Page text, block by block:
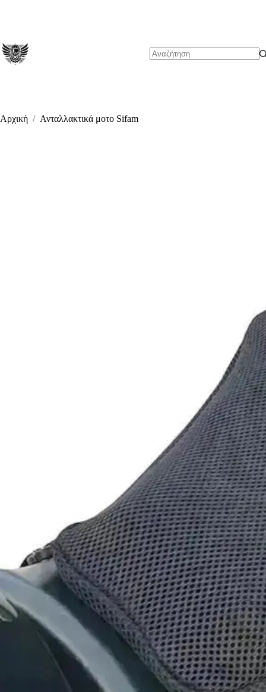
Αρχική / Ανταλλακτικά μοτο Sifam